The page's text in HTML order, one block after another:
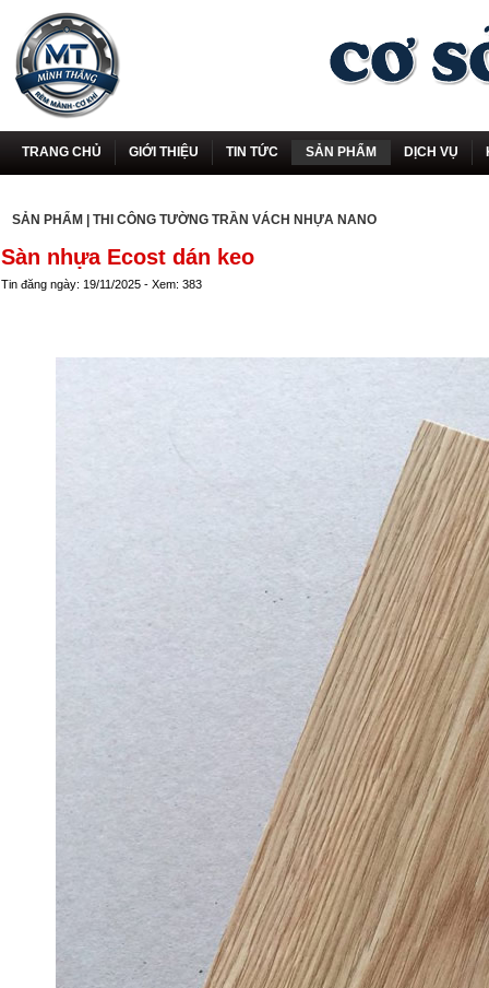
TRANG CHỦ GIỚI THIỆU TIN TỨC SẢN PHẨM DỊCH VỤ
SẢN PHẨM THI CÔNG TƯỜNG TRẦN VÁCH NHỰA NANO
Sàn nhựa Ecost dán keo
Tin đăng ngày: 19/11/2025 - Xem: 383